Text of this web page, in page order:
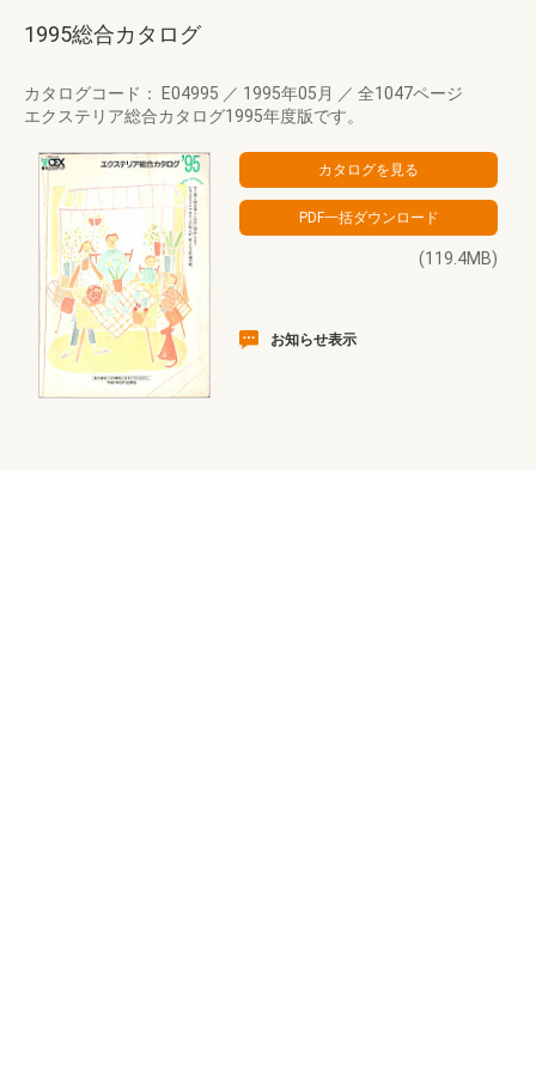
1995総合カタログ
カタログコード： E04995 ／ 1995年05月 ／ 全1047ページ
エクステリア総合カタログ1995年度版です。
(119.4MB)
お知らせ表示